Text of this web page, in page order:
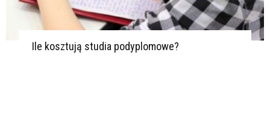
Ile kosztują studia podyplomowe?